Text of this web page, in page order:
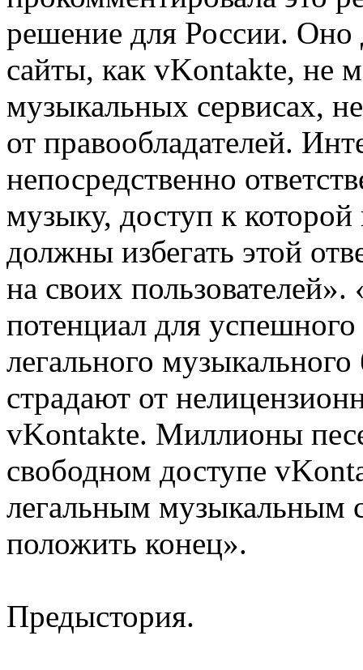
решение для России. Оно
сайты, как vKontakte, не
музыкальных сервисах,
от правообладателей.
непосредственно
музыку, доступ к
должны избегать этой
на своих
потенциал для
легального
страдают от
vKontakte. Миллионы
свободном доступе
легальным музыкальным
положить конец».
Предыстория.